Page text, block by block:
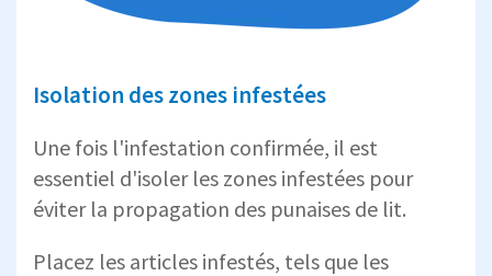
Isolation des zones infestées
Une fois l'infestation confirmée, il est
essentiel d'isoler les zones infestées pour
éviter la propagation des punaises de lit.
Placez les articles infestés, tels que les